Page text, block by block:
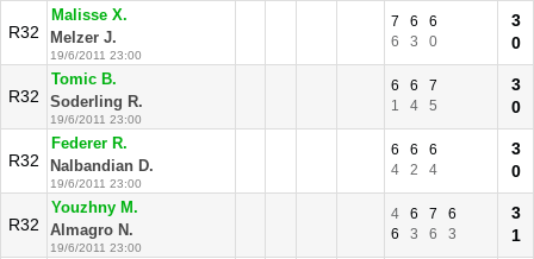
R32
Malisse X.
Melzer J.
19/6/2011 23:00
7 6
6
6
3 0
3
0
R32
Tomic B.
Soderling R.
19/6/2011 23:00
6 6
7
1
4 5
3
0
R32
Federer R.
Nalbandian D.
19/6/2011 23:00
6 6
6
4
2 4
3
0
R32
Youzhny M.
Almagro N.
19/6/2011 23:00
4 6 7
6
6
3 6 3
3
1